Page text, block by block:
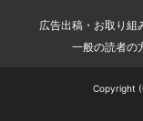
広告出稿・お取り組
一般の読者の
Copyright